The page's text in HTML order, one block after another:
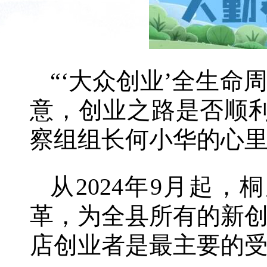
“‘大众创业’全生命
意，创业之路是否顺
察组组长何小华的心
从2024年9月起，
革，为全县所有的新
店创业者是最主要的